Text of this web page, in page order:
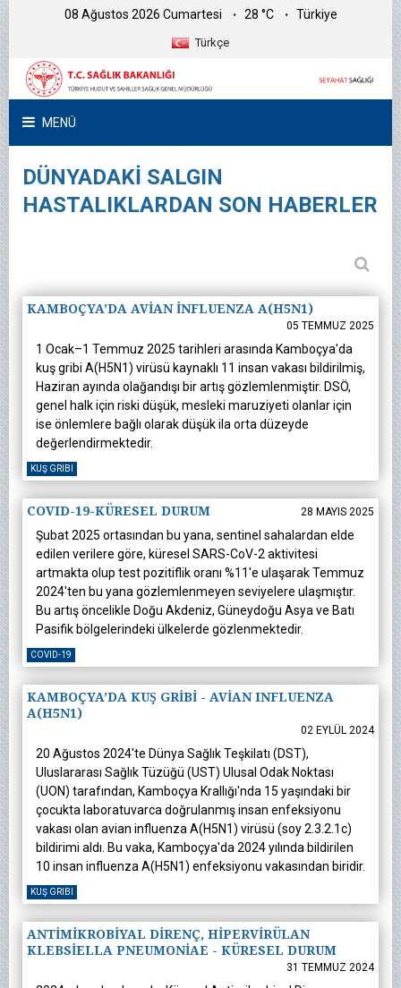
08 Ağustos 2026 Cumartesi 28 °C Türkiye
Türkçe
MENÜ
DÜNYADAKİ SALGIN
HASTALIKLARDAN SON HABERLER
KAMBOÇYA’DA AVİAN İNFLUENZA A(H5N1)
05 TEMMUZ 2025
1 Ocak–1 Temmuz 2025 tarihleri arasında Kamboçya'da
kuş gribi A(H5N1) virüsü kaynaklı 11 insan vakası bildirilmiş,
Haziran ayında olağandışı bir artış gözlemlenmiştir. DSÖ,
genel halk için riski düşük, mesleki maruziyeti olanlar için
ise önlemlere bağlı olarak düşük ila orta düzeyde
değerlendirmektedir.
KUŞ GRIBI
COVID-19-KÜRESEL DURUM 28 MAYIS 2025
Şubat 2025 ortasından bu yana, sentinel sahalardan elde
edilen verilere göre, küresel SARS-CoV-2 aktivitesi
artmakta olup test pozitiflik oranı %11'e ulaşarak Temmuz
2024'ten bu yana gözlemlenmeyen seviyelere ulaşmıştır.
Bu artış öncelikle Doğu Akdeniz, Güneydoğu Asya ve Batı
Pasifik bölgelerindeki ülkelerde gözlenmektedir.
COVID-19
KAMBOÇYA’DA KUŞ GRİBİ - AVİAN INFLUENZA
A(H5N1)
02 EYLÜL 2024
20 Ağustos 2024'te Dünya Sağlık Teşkilatı (DST),
Uluslararası Sağlık Tüzüğü (UST) Ulusal Odak Noktası
(UON) tarafından, Kamboçya Krallığı'nda 15 yaşındaki bir
çocukta laboratuvarca doğrulanmış insan enfeksiyonu
vakası olan avian influenza A(H5N1) virüsü (soy 2.3.2.1c)
bildirimi aldı. Bu vaka, Kamboçya'da 2024 yılında bildirilen
10 insan influenza A(H5N1) enfeksiyonu vakasından biridir.
KUŞ GRIBI
ANTİMİKROBİYAL DİRENÇ, HİPERVİRÜLAN
KLEBSİELLA PNEUMONİAE - KÜRESEL DURUM
31 TEMMUZ 2024